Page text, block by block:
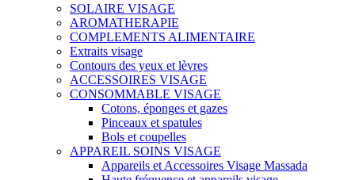
SOLAIRE VISAGE
AROMATHERAPIE
COMPLEMENTS ALIMENTAIRE
Extraits visage
Contours des yeux et lèvres
ACCESSOIRES VISAGE
CONSOMMABLE VISAGE
Cotons, éponges et gazes
Pinceaux et spatules
Bols et coupelles
APPAREIL SOINS VISAGE
Appareils et Accessoires Visage Massada